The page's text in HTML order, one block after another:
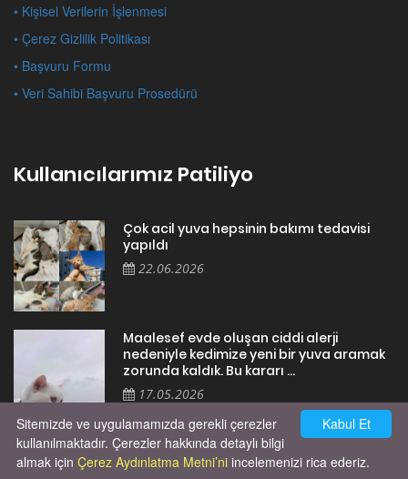
• Kişisel Verilerin İşlenmesi
• Çerez Gizlilik Politikası
• Başvuru Formu
• Veri Sahibi Başvuru Prosedürü
Kullanıcılarımız Patiliyo
Çok acil yuva hepsinin bakımı tedavisi
yapıldı
22.06.2026
Maalesef evde oluşan ciddi alerji
nedeniyle kedimize yeni bir yuva aramak
zorunda kaldık. Bu kararı ...
17.05.2026
Kabul Et
Sitemizde ve uygulamamızda gerekli çerezler
kullanılmaktadır. Çerezler hakkında detaylı bilgi
almak için Çerez Aydınlatma Metni’ni incelemenizi rica ederiz.